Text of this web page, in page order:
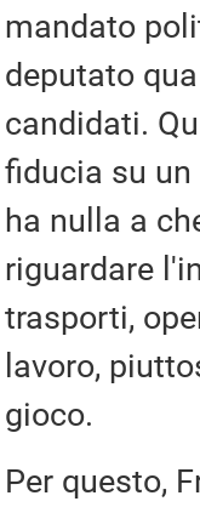
mandato
deputato
candidati.
fiducia su
ha nulla a
riguardare
trasporti,
lavoro,
gioco.
Per questo,